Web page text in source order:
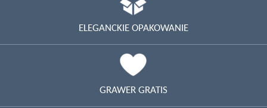
ELEGANCKIE OPAKOWANIE
GRAWER GRATIS